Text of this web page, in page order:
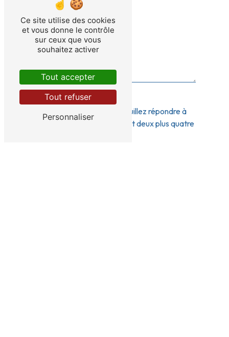
Vous n'êtes pas un robot, veuillez répondre à
cette question : combien font deux plus quatre
Ce site utilise des cookies
et vous donne le contrôle
sur ceux que vous
souhaitez activer
Tout accepter
Tout refuser
Personnaliser